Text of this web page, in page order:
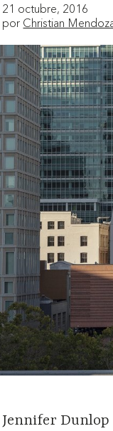
21 octubre, 2016
por Christian
Jennifer